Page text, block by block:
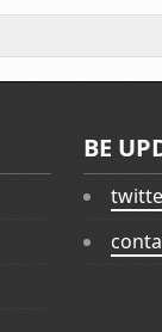
BE